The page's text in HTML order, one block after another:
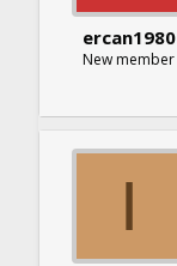
ercan1980
New member
I